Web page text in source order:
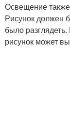
Освещение
Рисунок должен
было
рисунок может